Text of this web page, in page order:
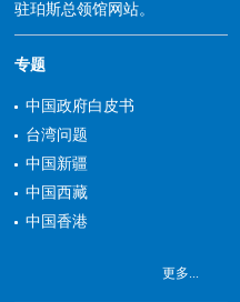
驻珀斯总领馆网站。
专题
中国政府白皮书
台湾问题
中国新疆
中国西藏
中国香港
更多...